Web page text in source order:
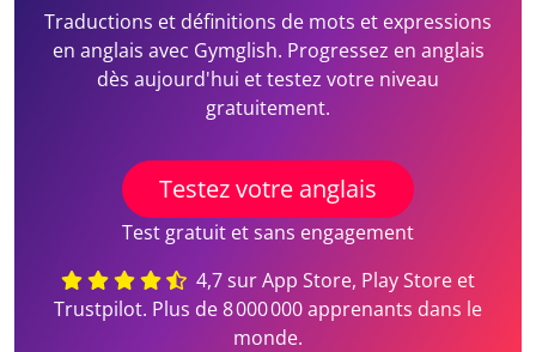
Traductions et définitions de mots et expressions
en anglais avec Gymglish. Progressez en anglais
dès aujourd'hui et testez votre niveau
gratuitement.
Testez votre anglais
Test gratuit et sans engagement
4,7 sur App Store, Play Store et
Trustpilot. Plus de 8 000 000 apprenants dans le
monde.